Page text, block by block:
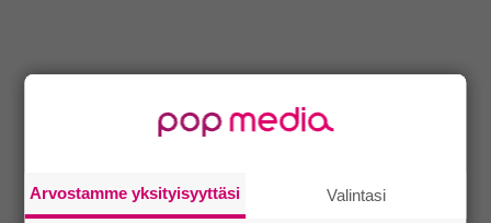
Arvostamme yksityisyyttäsi Valintasi